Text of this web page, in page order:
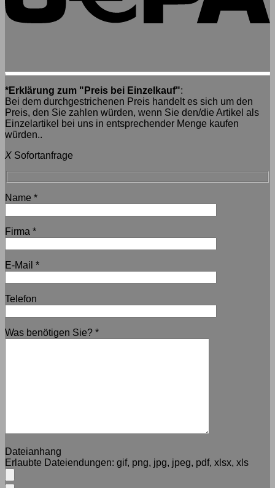
*Erklärung zum "Preis bei Einzelkauf":
Bei dem durchgestrichenen Preis handelt es sich um den
Preis, den Sie zahlen würden, wenn Sie den/die Artikel als
Einzelartikel bei uns in entsprechender Menge kaufen
würden..
X Sofortanfrage
Name *
Firma *
E-Mail *
Telefon
Was benötigen Sie? *
Dateianhang
Erlaubte Dateiendungen: gif, png, jpg, jpeg, pdf, xlsx, xls